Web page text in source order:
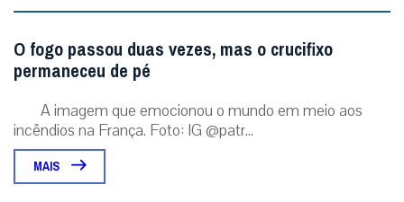
O fogo passou duas vezes, mas o crucifixo
permaneceu de pé
A imagem que emocionou o mundo em meio aos
incêndios na França. Foto: IG @patr...
MAIS